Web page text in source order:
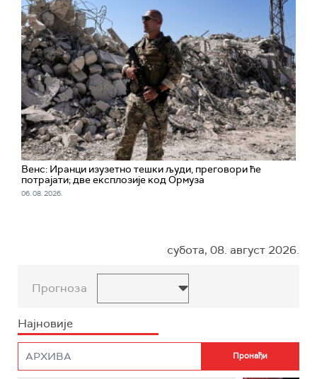
Венс: Иранци изузетно тешки људи, преговори ће
потрајати; две експлозије код Ормуза
06. 08. 2026.
субота, 08. август 2026.
Прогноза
Најновије